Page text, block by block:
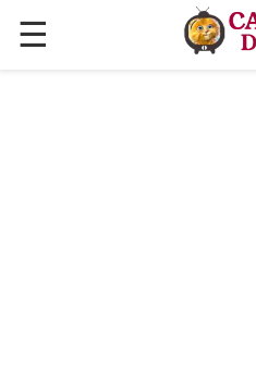
☰
✕